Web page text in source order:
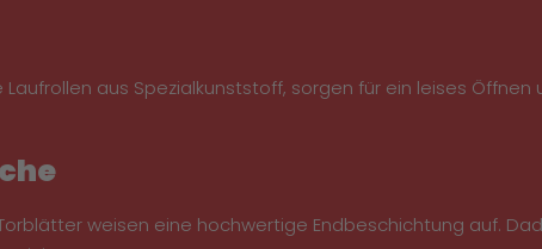
aus Spezialkunststoff, sorgen für ein leises
weisen eine hochwertige Endbeschichtung auf.